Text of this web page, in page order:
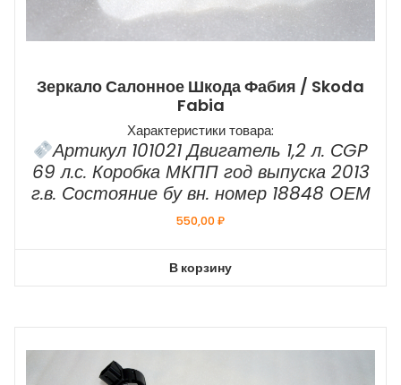
Зеркало Салонное Шкода Фабия / Skoda
Fabia
Характеристики товара:
Артикул 101021 Двигатель 1,2 л. СGP
69 л.с. Коробка МКПП год выпуска 2013
г.в. Состояние бу вн. номер 18848 ОЕМ
550,00₽
В корзину